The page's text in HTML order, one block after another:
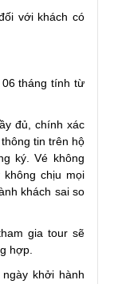
với khách có
tháng tính từ
đủ, chính xác
tin trên hộ
ký. Vé không
chịu mọi
khách sai so
gia tour sẽ
hợp.
khởi hành